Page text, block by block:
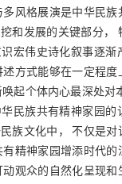
风格展演是中华民族
和发展的关键部分，
宏伟史诗化叙事逐渐
述方式能够在一定程度
唤起个体内心最深处对
民族共有精神家园的
族文化中， 不仅是对
有精神家园增添时代的
观众的自然化呈现和